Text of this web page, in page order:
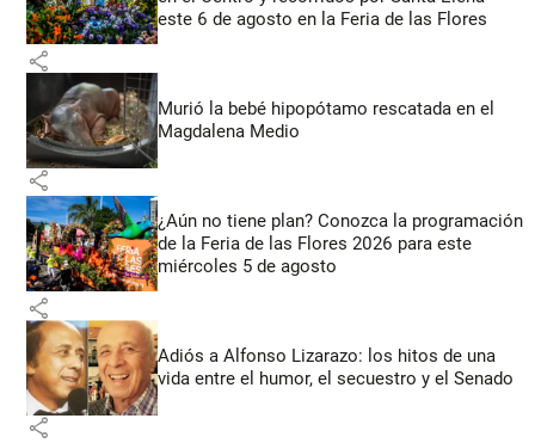
este 6 de agosto en la Feria de las Flores
share
Murió la bebé hipopótamo rescatada en el
Magdalena Medio
share
¿Aún no tiene plan? Conozca la programación
de la Feria de las Flores 2026 para este
miércoles 5 de agosto
share
Adiós a Alfonso Lizarazo: los hitos de una
vida entre el humor, el secuestro y el Senado
share